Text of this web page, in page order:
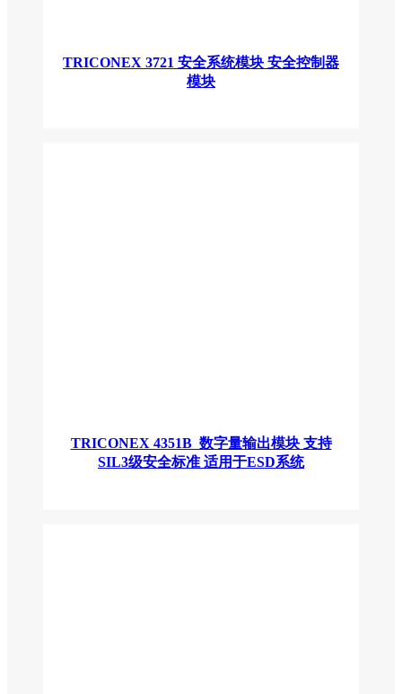
TRICONEX 3721 安全系统模块 安全控制器
模块
TRICONEX 4351B 数字量输出模块 支持
SIL3级安全标准 适用于ESD系统